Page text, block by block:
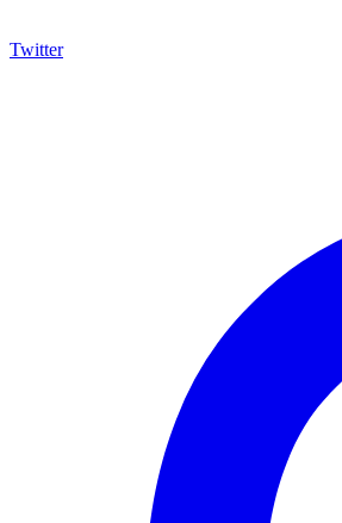
Twitter